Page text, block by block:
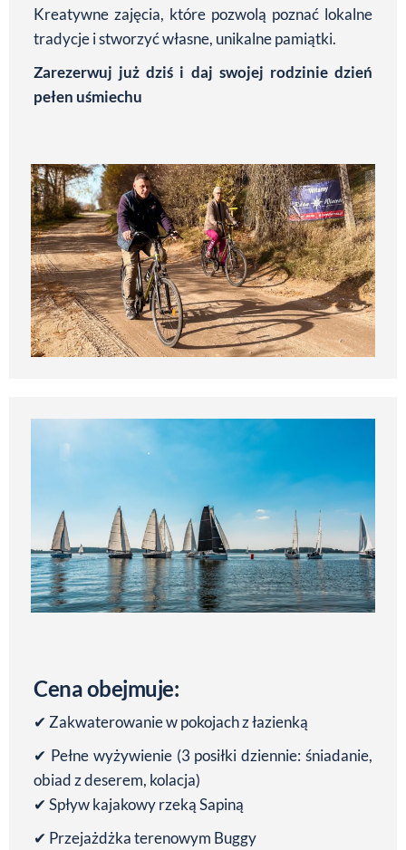
Kreatywne zajęcia, które pozwolą poznać lokalne
tradycje i stworzyć własne, unikalne pamiątki.
Zarezerwuj już dziś i daj swojej rodzinie dzień
pełen uśmiechu
Cena obejmuje:
✔ Zakwaterowanie w pokojach z łazienką
✔ Pełne wyżywienie (3 posiłki dziennie: śniadanie,
obiad z deserem, kolacja)
✔ Spływ kajakowy rzeką Sapiną
✔ Przejażdżka terenowym Buggy